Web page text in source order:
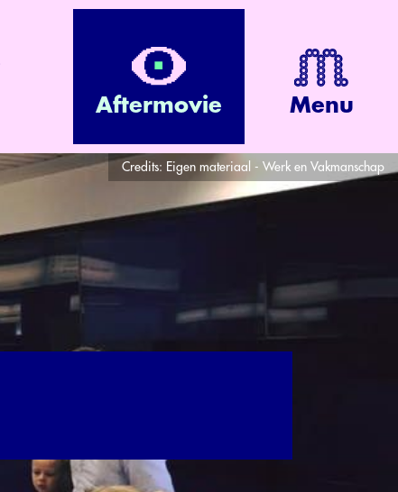
Aftermovie Menu
Credits: Eigen materiaal - Werk en Vakmanschap